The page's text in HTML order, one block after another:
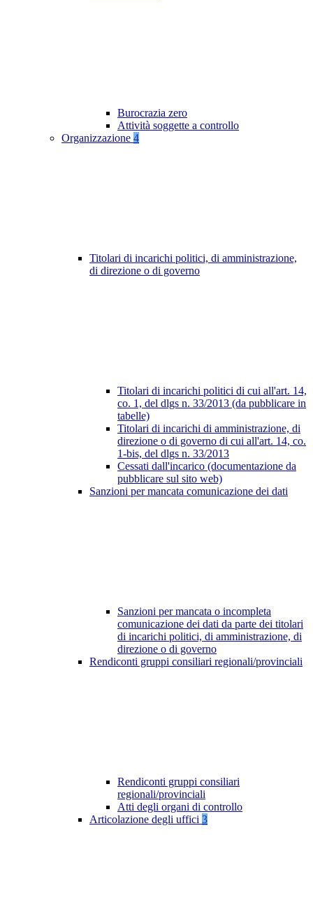
Burocrazia zero
Attività soggette a controllo
Organizzazione 4
Titolari di incarichi politici, di amministrazione,
di direzione o di governo
Titolari di incarichi politici di cui all'art. 14,
co. 1, del dlgs n. 33/2013 (da pubblicare in
tabelle)
Titolari di incarichi di amministrazione, di
direzione o di governo di cui all'art. 14, co.
1-bis, del dlgs n. 33/2013
Cessati dall'incarico (documentazione da
pubblicare sul sito web)
Sanzioni per mancata comunicazione dei dati
Sanzioni per mancata o incompleta
comunicazione dei dati da parte dei titolari
di incarichi politici, di amministrazione, di
direzione o di governo
Rendiconti gruppi consiliari regionali/provinciali
Rendiconti gruppi consiliari
regionali/provinciali
Atti degli organi di controllo
Articolazione degli uffici 3